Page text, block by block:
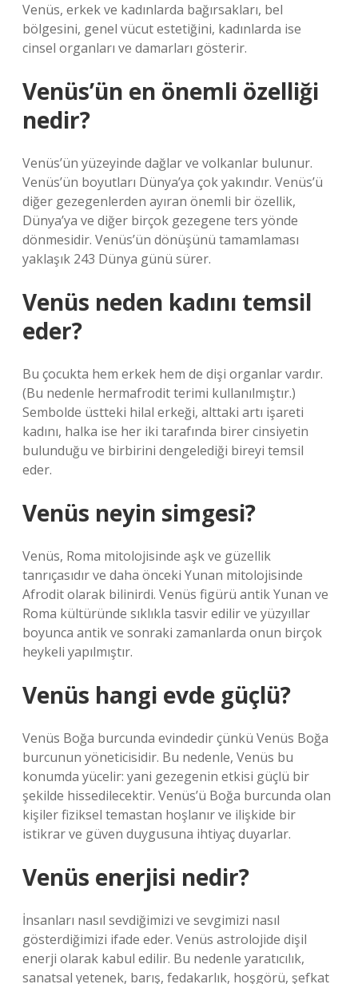
Venüs, erkek ve kadınlarda bağırsakları, bel
bölgesini, genel vücut estetiğini, kadınlarda ise
cinsel organları ve damarları gösterir.
Venüs’ün en önemli özelliği
nedir?
Venüs’ün yüzeyinde dağlar ve volkanlar bulunur.
Venüs’ün boyutları Dünya’ya çok yakındır. Venüs’ü
diğer gezegenlerden ayıran önemli bir özellik,
Dünya’ya ve diğer birçok gezegene ters yönde
dönmesidir. Venüs’ün dönüşünü tamamlaması
yaklaşık 243 Dünya günü sürer.
Venüs neden kadını temsil
eder?
Bu çocukta hem erkek hem de dişi organlar vardır.
(Bu nedenle hermafrodit terimi kullanılmıştır.)
Sembolde üstteki hilal erkeği, alttaki artı işareti
kadını, halka ise her iki tarafında birer cinsiyetin
bulunduğu ve birbirini dengelediği bireyi temsil
eder.
Venüs neyin simgesi?
Venüs, Roma mitolojisinde aşk ve güzellik
tanrıçasıdır ve daha önceki Yunan mitolojisinde
Afrodit olarak bilinirdi. Venüs figürü antik Yunan ve
Roma kültüründe sıklıkla tasvir edilir ve yüzyıllar
boyunca antik ve sonraki zamanlarda onun birçok
heykeli yapılmıştır.
Venüs hangi evde güçlü?
Venüs Boğa burcunda evindedir çünkü Venüs Boğa
burcunun yöneticisidir. Bu nedenle, Venüs bu
konumda yücelir: yani gezegenin etkisi güçlü bir
şekilde hissedilecektir. Venüs’ü Boğa burcunda olan
kişiler fiziksel temastan hoşlanır ve ilişkide bir
istikrar ve güven duygusuna ihtiyaç duyarlar.
Venüs enerjisi nedir?
İnsanları nasıl sevdiğimizi ve sevgimizi nasıl
gösterdiğimizi ifade eder. Venüs astrolojide dişil
enerji olarak kabul edilir. Bu nedenle yaratıcılık,
sanatsal yetenek, barış, fedakarlık, hoşgörü, şefkat